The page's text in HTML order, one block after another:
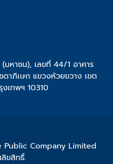
มหาชน), เลขที่ 44/1 อาคาร
าภิเษก แขวงห้วยขวาง เขต
เทพฯ 10310
Public Company Limited
ขสิทธิ์.